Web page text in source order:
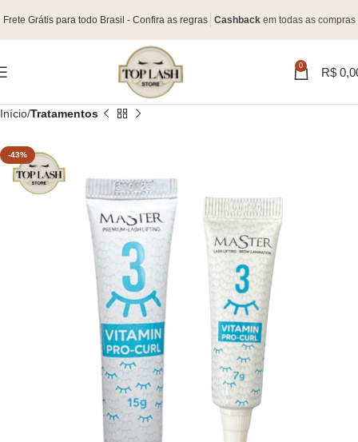
Frete Grátis para todo Brasil - Confira as regras Cashback em todas as compras
0 R$
Início Tratamentos
-43%